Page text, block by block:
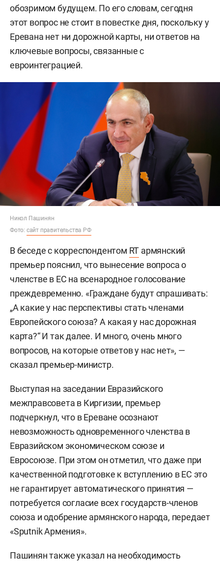
обозримом будущем. По его словам, сегодня
этот вопрос не стоит в повестке дня, поскольку у
Еревана нет ни дорожной карты, ни ответов на
ключевые вопросы, связанные с
евроинтеграцией.
Никол Пашинян
Фото: сайт правительства РФ
В беседе с корреспондентом RT армянский
премьер пояснил, что вынесение вопроса о
членстве в ЕС на всенародное голосование
преждевременно. «Граждане будут спрашивать:
„А какие у нас перспективы стать членами
Европейского союза? А какая у нас дорожная
карта?“ И так далее. И много, очень много
вопросов, на которые ответов у нас нет», —
сказал премьер-министр.
Выступая на заседании Евразийского
межправсовета в Киргизии, премьер
подчеркнул, что в Ереване осознают
невозможность одновременного членства в
Евразийском экономическом союзе и
Евросоюзе. При этом он отметил, что даже при
качественной подготовке к вступлению в ЕС это
не гарантирует автоматического принятия —
потребуется согласие всех государств-членов
союза и одобрение армянского народа, передает
«Sputnik Армения».
Пашинян также указал на необходимость